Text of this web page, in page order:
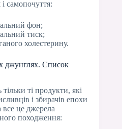
самопочуття:
фон;
тиск;
холестерину.
джунглях. Список
ті продукти, які
і збирачів епохи
все це джерела
походження: